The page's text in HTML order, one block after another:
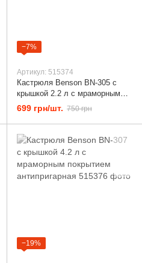
−7%
Артикул: 515374
Кастрюля Benson BN-305 с
крышкой 2.2 л с мраморным
покрытием антипригарная
699 грн/шт. 750 грн
−19%